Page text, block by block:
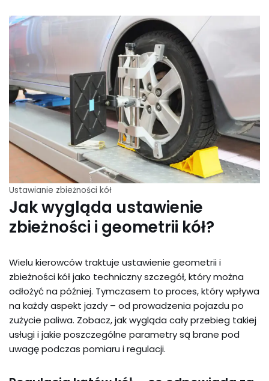
Ustawianie zbieżności kół
Jak wygląda ustawienie
zbieżności i geometrii kół?
Wielu kierowców traktuje ustawienie geometrii i
zbieżności kół jako techniczny szczegół, który można
odłożyć na później. Tymczasem to proces, który wpływa
na każdy aspekt jazdy – od prowadzenia pojazdu po
zużycie paliwa. Zobacz, jak wygląda cały przebieg takiej
usługi i jakie poszczególne parametry są brane pod
uwagę podczas pomiaru i regulacji.